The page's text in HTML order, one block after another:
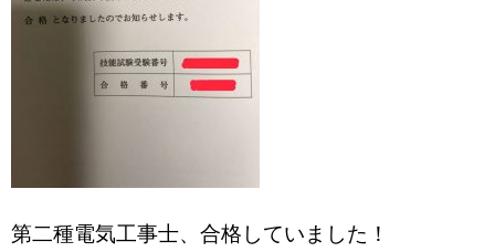
第二種電気工事士、合格していました！